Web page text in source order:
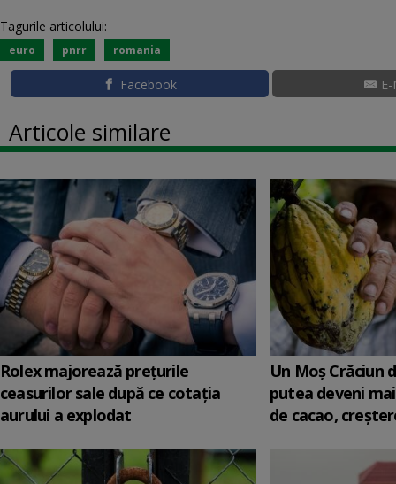
Tagurile articolului:
euro pnrr romania
Facebook
Articole similare
Rolex majorează preţurile
ceasurilor sale după ce cotaţia
aurului a explodat
Un Moş Crăciun
putea deveni
de cacao,